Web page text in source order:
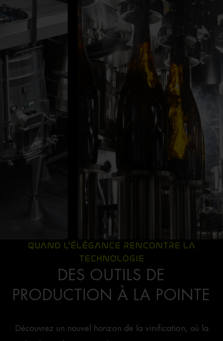
QUAND L'ÉLÉGANCE RENCONTRE LA
TECHNOLOGIE
DES OUTILS DE
PRODUCTION À LA POINTE
Découvrez un nouvel horizon de la vinification, où la